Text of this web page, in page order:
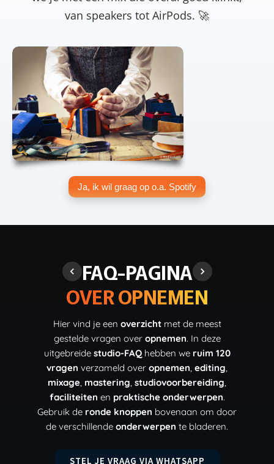
van speakers tot AirPods. 🚀
Ja, ik wil graag op o.a. Spotify
FAQ-PAGINA
OVER OPNEMEN
Hier vind je een overzichtmet de meest
gestelde vragen over opnemen. In deze
uitgebreide studio-FAQhebben we ruim 120
vragen verzameld over opnemen, editing,
mixage, mastering, studiovoorbereiding,
faciliteiten en praktische onderwerpen.
Gebruik de ronde knoppen bovenaan om door
de verschillende onderwerpen te bladeren.
STEL JE VRAAG VIA WHATSAPP